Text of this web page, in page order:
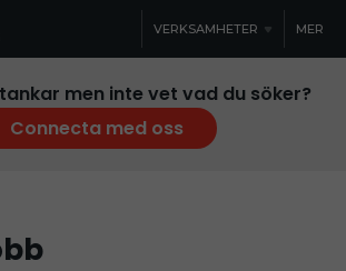
VERKSAMHETER MER
men inte vet vad du söker?
Connecta med oss